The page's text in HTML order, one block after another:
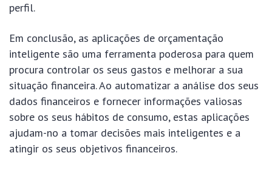
perfil.
Em conclusão, as aplicações de orçamentação
inteligente são uma ferramenta poderosa para quem
procura controlar os seus gastos e melhorar a sua
situação financeira. Ao automatizar a análise dos seus
dados financeiros e fornecer informações valiosas
sobre os seus hábitos de consumo, estas aplicações
ajudam-no a tomar decisões mais inteligentes e a
atingir os seus objetivos financeiros.